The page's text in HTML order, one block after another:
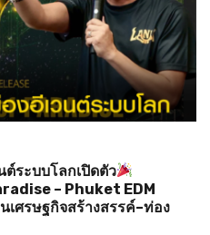
ต์ระบบโลกเปิดตัว
– Phuket EDM
ศรษฐกิจสร้างสรรค์–ท่อง